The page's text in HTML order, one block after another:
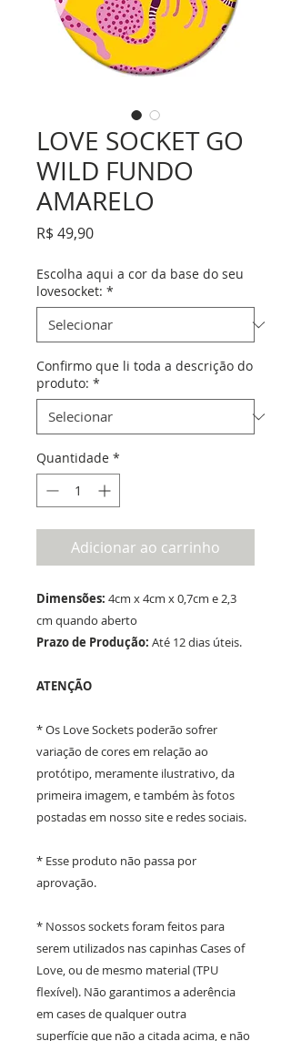
LOVE SOCKET GO
WILD FUNDO
AMARELO
R$ 49,90Preço
Escolha aqui a cor da base do seu
lovesocket: *
Confirmo que li toda a descrição do
produto: *
Quantidade *
Adicionar ao carrinho
Dimensões: 4cm x 4cm x 0,7cm e 2,3
cm quando aberto
Prazo de Produção: Até 12 dias úteis.
ATENÇÃO
* Os Love Sockets poderão sofrer
variação de cores em relação ao
protótipo, meramente ilustrativo, da
primeira imagem, e também às fotos
postadas em nosso site e redes sociais.
* Esse produto não passa por
aprovação.
* Nossos sockets foram feitos para
serem utilizados nas capinhas Cases of
Love, ou de mesmo material (TPU
flexível). Não garantimos a aderência
em cases de qualquer outra
superfície que não a citada acima, e não